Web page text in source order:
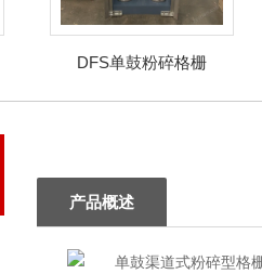
DFS单鼓粉碎格栅
产品概述